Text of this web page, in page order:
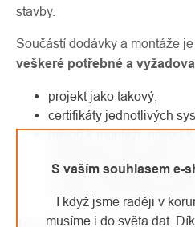
S vaším souhlasem e-
I když jsme raději v
musíme i do světa dat.
stavby.
Součástí dodávky a montáže
veškeré potřebné a
projekt jako takový,
certifikáty jednotlivých
návod k montáži, návod
revizní a identifikační
Tyto dokumenty předáváme